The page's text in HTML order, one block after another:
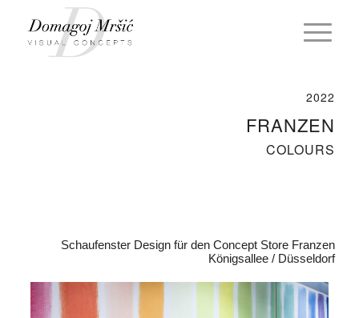
2022
FRANZEN
COLOURS
Schaufenster Design für den Concept Store Franzen
Königsallee / Düsseldorf